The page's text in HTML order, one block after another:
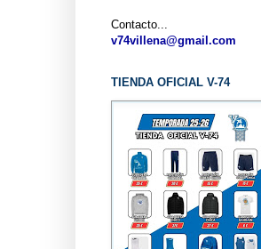
Contacto...
v74villena@gmail.com
TIENDA OFICIAL V-74